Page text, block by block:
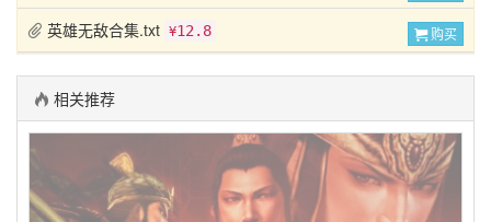
购买
英雄无敌合集.txt ¥12.8
相关推荐